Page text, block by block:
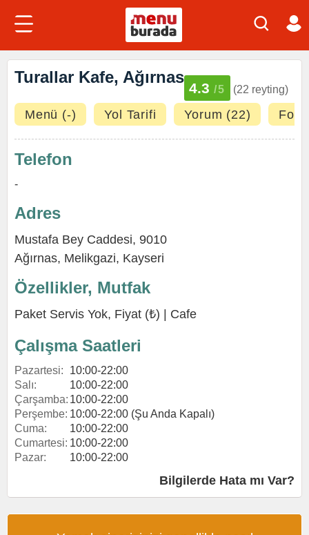
Turallar Kafe, Ağırnas
4.3 /5 (22 reyting)
Menü (-) Yol Tarifi Yorum (22)
Telefon
-
Adres
Mustafa Bey Caddesi, 9010
Ağırnas, Melikgazi, Kayseri
Özellikler, Mutfak
Paket Servis Yok, Fiyat (₺) | Cafe
Çalışma Saatleri
Pazartesi:
10:00-22:00
Salı:
10:00-22:00
Çarşamba: 10:00-22:00
Perşembe: 10:00-22:00 (Şu Anda Kapalı)
Cuma:
10:00-22:00
Cumartesi: 10:00-22:00
Pazar:
10:00-22:00
Bilgilerde Hata mı Var?